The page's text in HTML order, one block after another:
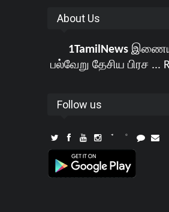
About Us
1TamilNews
பல்வேறு தேசிய பிரச ...
Follow us